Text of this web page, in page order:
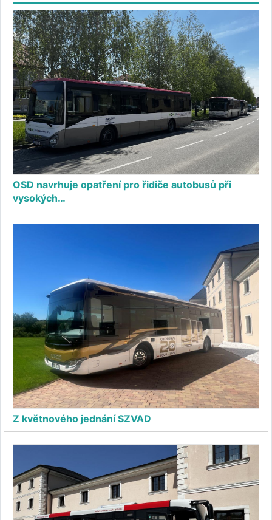
OSD navrhuje opatření pro řidiče autobusů při
vysokých…
Z květnového jednání SZVAD